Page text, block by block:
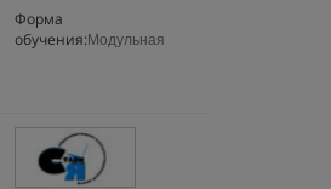
Форма
обучения: Модульная